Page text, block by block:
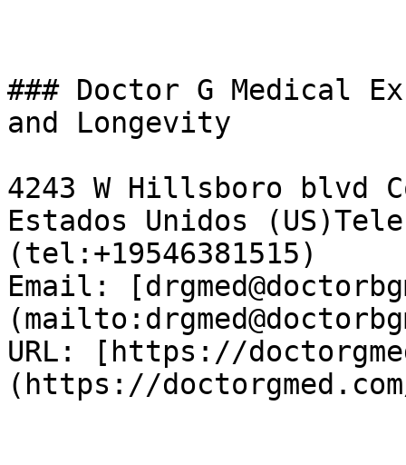
### Doctor G Medical
and Longevity
4243 W Hillsboro blvd
Estados Unidos
(tel:+19546381515)
Email:
URL: [https://
(https://